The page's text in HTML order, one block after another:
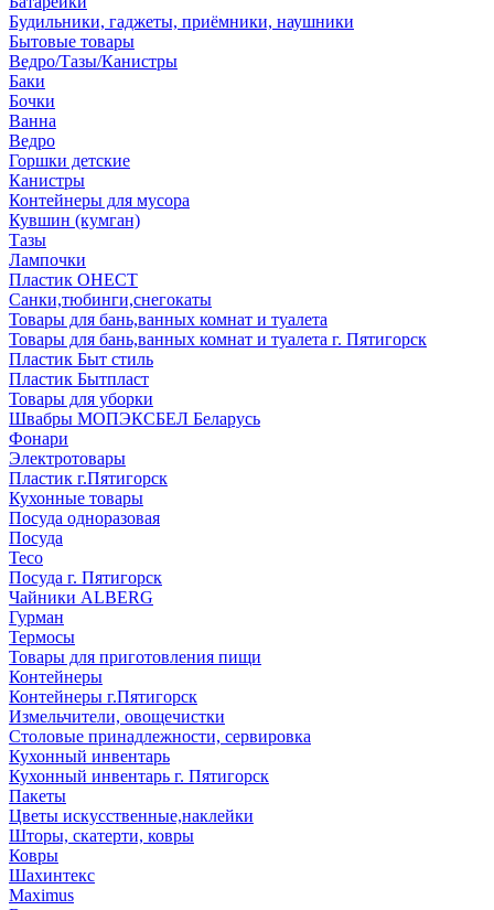
Будильники, гаджеты, приёмники, наушники
Бытовые товары
Ведро/Тазы/Канистры
Баки
Бочки
Ванна
Ведро
Горшки детские
Канистры
Контейнеры для мусора
Кувшин (кумган)
Тазы
Лампочки
Пластик ОНЕСТ
Санки,тюбинги,снегокаты
Товары для бань,ванных комнат и туалета
Товары для бань,ванных комнат и туалета г. Пятигорск
Пластик Быт стиль
Пластик Бытпласт
Товары для уборки
Швабры МОПЭКСБЕЛ Беларусь
Фонари
Электротовары
Пластик г.Пятигорск
Кухонные товары
Посуда одноразовая
Посуда
Teco
Посуда г. Пятигорск
Чайники ALBERG
Гурман
Термосы
Товары для приготовления пищи
Контейнеры
Контейнеры г.Пятигорск
Измельчители, овощечистки
Столовые принадлежности, сервировка
Кухонный инвентарь
Кухонный инвентарь г. Пятигорск
Пакеты
Цветы искусственные,наклейки
Шторы, скатерти, ковры
Ковры
Шахинтекс
Maximus